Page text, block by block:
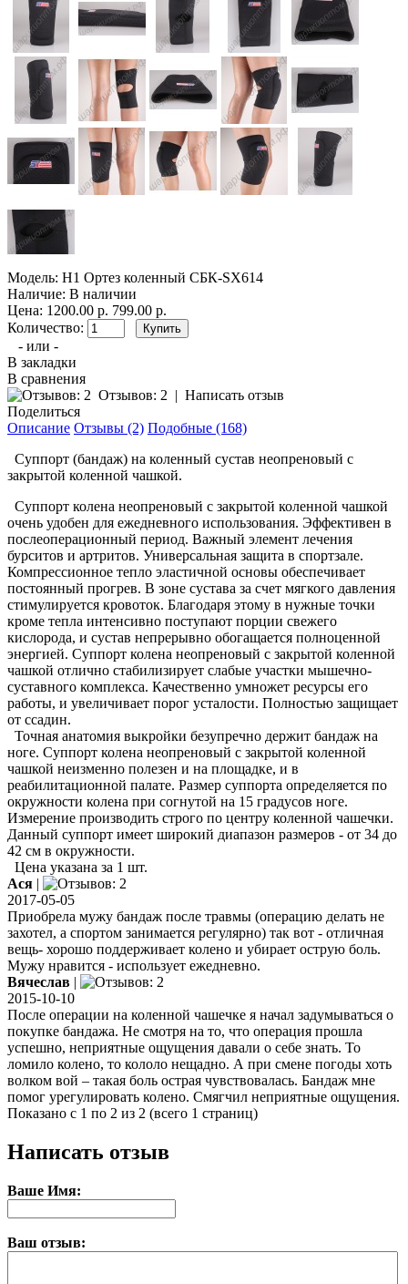
Модель: Н1 Ортез коленный СБК-SX614
Наличие: В наличии
Цена: 1200.00 р. 799.00 р.
Количество:
- или -
В закладки
В сравнения
Отзывов: 2 | Написать отзыв
Поделиться
Описание Отзывы (2) Подобные (168)
Суппорт (бандаж) на коленный сустав неопреновый с
закрытой коленной чашкой.
Суппорт колена неопреновый с закрытой коленной чашкой
очень удобен для ежедневного использования. Эффективен в
послеоперационный период. Важный элемент лечения
бурситов и артритов. Универсальная защита в спортзале.
Компрессионное тепло эластичной основы обеспечивает
постоянный прогрев. В зоне сустава за счет мягкого давления
стимулируется кровоток. Благодаря этому в нужные точки
кроме тепла интенсивно поступают порции свежего
кислорода, и сустав непрерывно обогащается полноценной
энергией. Суппорт колена неопреновый с закрытой коленной
чашкой отлично стабилизирует слабые участки мышечно-
суставного комплекса. Качественно умножет ресурсы его
работы, и увеличивает порог усталости. Полностью защищает
от ссадин.
Точная анатомия выкройки безупречно держит бандаж на
ноге. Суппорт колена неопреновый с закрытой коленной
чашкой неизменно полезен и на площадке, и в
реабилитационной палате. Размер суппорта определяется по
окружности колена при согнутой на 15 градусов ноге.
Измерение производить строго по центру коленной чашечки.
Данный суппорт имеет широкий диапазон размеров - от 34 до
42 см в окружности.
Цена указана за 1 шт.
Ася |
2017-05-05
Приобрела мужу бандаж после травмы (операцию делать не
захотел, а спортом занимается регулярно) так вот - отличная
вещь- хорошо поддерживает колено и убирает острую боль.
Мужу нравится - использует ежедневно.
Вячеслав |
2015-10-10
После операции на коленной чашечке я начал задумываться о
покупке бандажа. Не смотря на то, что операция прошла
успешно, неприятные ощущения давали о себе знать. То
ломило колено, то кололо нещадно. А при смене погоды хоть
волком вой – такая боль острая чувствовалась. Бандаж мне
помог урегулировать колено. Смягчил неприятные ощущения.
Показано с 1 по 2 из 2 (всего 1 страниц)
Написать отзыв
Ваше Имя:
Ваш отзыв: